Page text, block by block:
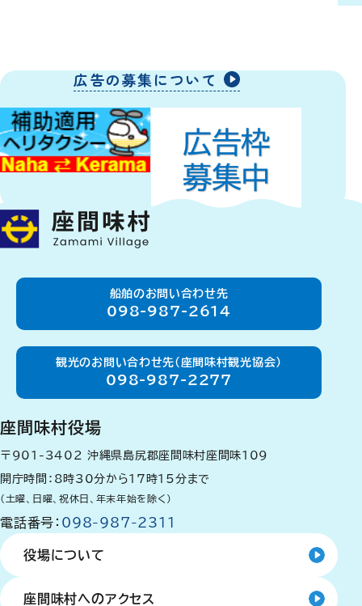
広告の募集について
船舶のお問い合わせ先
098-987-2614
観光のお問い合わせ先（座間味村観光協会）
098-987-2277
座間味村役場
〒901-3402 沖縄県島尻郡座間味村座間味109
開庁時間：8時30分から17時15分まで
（土曜、日曜、祝休日、年末年始を除く）
電話番号： 098-987-2311
役場について
座間味村へのアクセス